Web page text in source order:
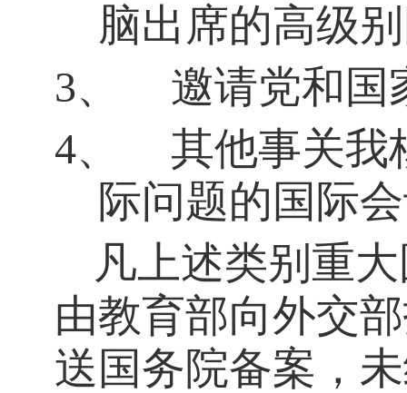
脑出席的高级
3、
邀请党和国
4、
其他事关我
际问题的国际
凡上述类别重
由教育部向外交
送国务院备案，